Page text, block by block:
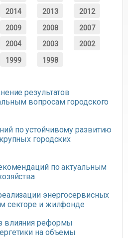
2014 2013 2012
2009 2008 2007
2004 2003 2002
1999 1998
результатов
вопросам городского
по устойчивому развитию
городских
по актуальным
энергосервисных
секторе и жилфонде
влияния реформы
на объемы